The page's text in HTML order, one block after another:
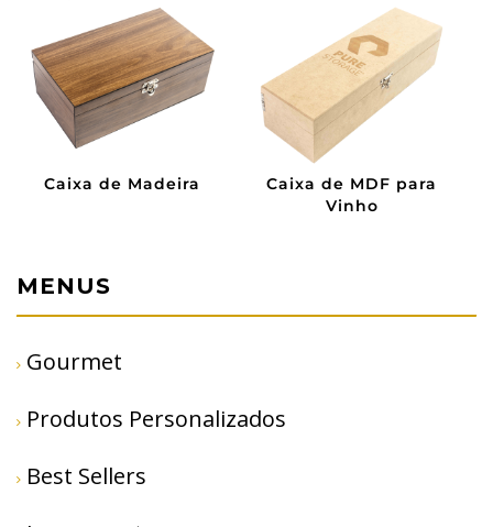
para Caixa de MDF Sacola de
MENUS
Gourmet
Produtos Personalizados
Best Sellers